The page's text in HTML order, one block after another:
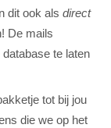
dit ook als direct
De mails
te laten
tot bij jou
die we op het